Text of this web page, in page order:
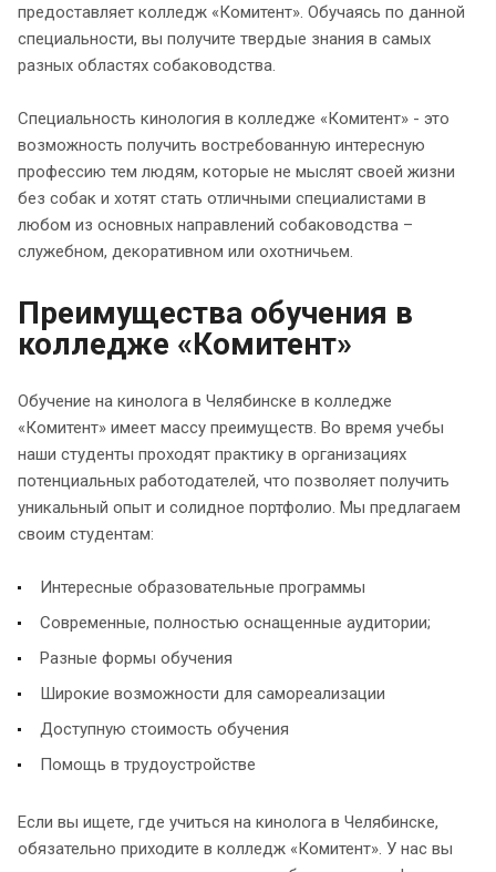
предоставляет колледж «Комитент». Обучаясь по данной
специальности, вы получите твердые знания в самых
разных областях собаководства.
Специальность кинология в колледже «Комитент» - это
возможность получить востребованную интересную
профессию тем людям, которые не мыслят своей жизни
без собак и хотят стать отличными специалистами в
любом из основных направлений собаководства –
служебном, декоративном или охотничьем.
Преимущества обучения в
колледже «Комитент»
Обучение на кинолога в Челябинске в колледже
«Комитент» имеет массу преимуществ. Во время учебы
наши студенты проходят практику в организациях
потенциальных работодателей, что позволяет получить
уникальный опыт и солидное портфолио. Мы предлагаем
своим студентам:
Интересные образовательные программы
Современные, полностью оснащенные аудитории;
Разные формы обучения
Широкие возможности для самореализации
Доступную стоимость обучения
Помощь в трудоустройстве
Если вы ищете, где учиться на кинолога в Челябинске,
обязательно приходите в колледж «Комитент». У нас вы